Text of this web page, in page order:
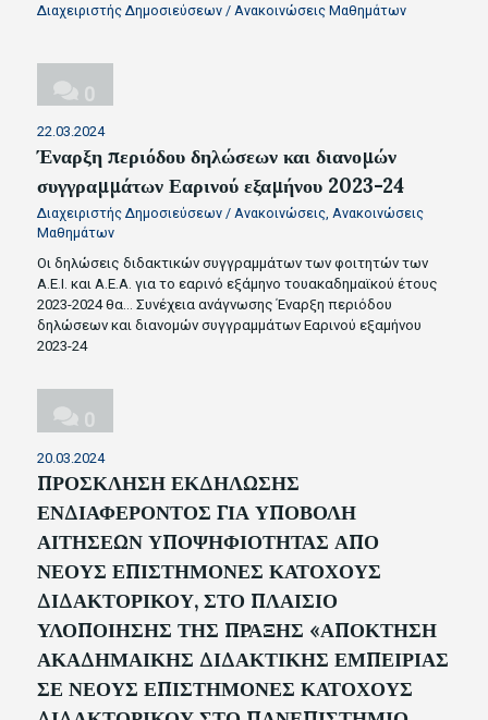
Διαχειριστής Δημοσιεύσεων / Ανακοινώσεις Μαθημάτων
0
22.03.2024
Έναρξη περιόδου δηλώσεων και διανομών
συγγραμμάτων Εαρινού εξαμήνου 2023-24
Διαχειριστής Δημοσιεύσεων / Ανακοινώσεις, Ανακοινώσεις
Μαθημάτων
Οι δηλώσεις διδακτικών συγγραμμάτων των φοιτητών των
Α.Ε.Ι. και Α.Ε.Α. για το εαρινό εξάμηνο τουακαδημαϊκού έτους
2023-2024 θα… Συνέχεια ανάγνωσης Έναρξη περιόδου
δηλώσεων και διανομών συγγραμμάτων Εαρινού εξαμήνου
2023-24
0
20.03.2024
ΠΡΟΣΚΛΗΣΗ ΕΚΔΗΛΩΣΗΣ
ΕΝΔΙΑΦΕΡΟΝΤΟΣ ΓΙΑ ΥΠΟΒΟΛΗ
ΑΙΤΗΣΕΩΝ ΥΠΟΨΗΦΙΟΤΗΤΑΣ ΑΠΟ
ΝΕΟΥΣ ΕΠΙΣΤΗΜΟΝΕΣ ΚΑΤΟΧΟΥΣ
ΔΙΔΑΚΤΟΡΙΚΟΥ, ΣΤΟ ΠΛΑΙΣΙΟ
ΥΛΟΠΟΙΗΣΗΣ ΤΗΣ ΠΡΑΞΗΣ «ΑΠΟΚΤΗΣΗ
ΑΚΑΔΗΜΑΙΚΗΣ ΔΙΔΑΚΤΙΚΗΣ ΕΜΠΕΙΡΙΑΣ
ΣΕ ΝΕΟΥΣ ΕΠΙΣΤΗΜΟΝΕΣ ΚΑΤΟΧΟΥΣ